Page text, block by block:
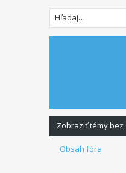
Zobraziť témy
Obsah fóra